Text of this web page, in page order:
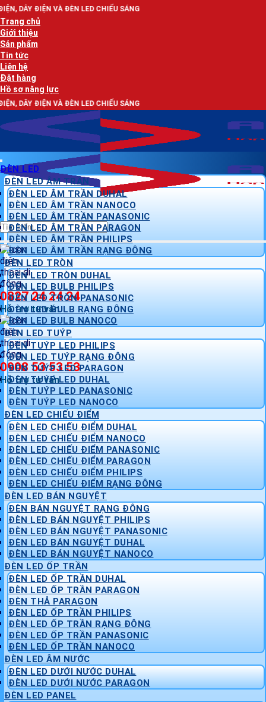
Bỏ
qua
nội
dung
LED CHIẾU SÁNG
Trang chủ
Giới thiệu
Sản phẩm
Tin tức
Liên hệ
Đặt hàng
Hồ sơ năng lực
LED CHIẾU SÁNG
Tìm
kiếm:
0827 24 24 24
Hỗ trợ tư vấn
0908 53 53 53
Hỗ trợ tư vấn
ĐÈN LED
ĐÈN LED ÂM TRẦN
ĐÈN LED ÂM TRẦN DUHAL
ĐÈN LED ÂM TRẦN NANOCO
ĐÈN LED ÂM TRẦN PANASONIC
ĐÈN LED ÂM TRẦN PARAGON
ĐÈN LED ÂM TRẦN PHILIPS
ĐÈN LED ÂM TRẦN RẠNG ĐÔNG
ĐÈN LED TRÒN
ĐÈN LED TRÒN DUHAL
ĐÈN LED BULB PHILIPS
ĐÈN LED TRÒN PANASONIC
ĐÈN LED BULB RẠNG ĐÔNG
ĐÈN LED BULB NANOCO
ĐÈN LED TUÝP
ĐÈN TUÝP LED PHILIPS
ĐÈN LED TUÝP RẠNG ĐÔNG
ĐÈN TUÝP LED PARAGON
ĐÈN TUÝP LED DUHAL
ĐÈN TUÝP LED PANASONIC
ĐÈN TUÝP LED NANOCO
ĐÈN LED CHIẾU ĐIỂM
ĐÈN LED CHIẾU ĐIỂM DUHAL
ĐÈN LED CHIẾU ĐIỂM NANOCO
ĐÈN LED CHIẾU ĐIỂM PANASONIC
ĐÈN LED CHIẾU ĐIỂM PARAGON
ĐÈN LED CHIẾU ĐIỂM PHILIPS
ĐÈN LED CHIẾU ĐIỂM RẠNG ĐÔNG
ĐÈN LED BÁN NGUYỆT
ĐÈN BÁN NGUYỆT RẠNG ĐÔNG
ĐÈN LED BÁN NGUYỆT PHILIPS
ĐÈN LED BÁN NGUYỆT PANASONIC
ĐÈN LED BÁN NGUYỆT DUHAL
ĐÈN LED BÁN NGUYỆT NANOCO
ĐÈN LED ỐP TRẦN
ĐÈN LED ỐP TRẦN DUHAL
ĐÈN LED ỐP TRẦN PARAGON
ĐÈN THẢ PARAGON
ĐÈN LED ỐP TRẦN PHILIPS
ĐÈN LED ỐP TRẦN RẠNG ĐÔNG
ĐÈN LED ỐP TRẦN PANASONIC
ĐÈN LED ỐP TRẦN NANOCO
ĐÈN LED ÂM NƯỚC
ĐÈN LED DƯỚI NƯỚC DUHAL
ĐÈN LED DƯỚI NƯỚC PARAGON
ĐÈN LED PANEL